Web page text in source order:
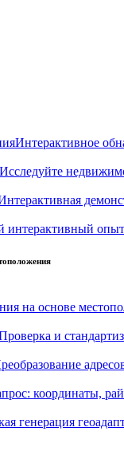
Интерактивное
Исследуйте
опыт
на основе
и
координаты,
генерация